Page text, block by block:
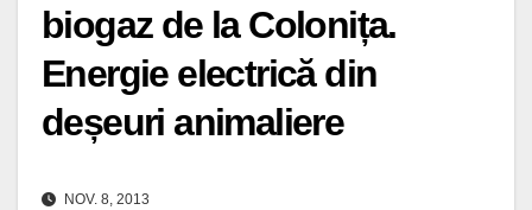
biogaz de la Colonița.
Energie electrică din
deșeuri animaliere
NOV. 8, 2013